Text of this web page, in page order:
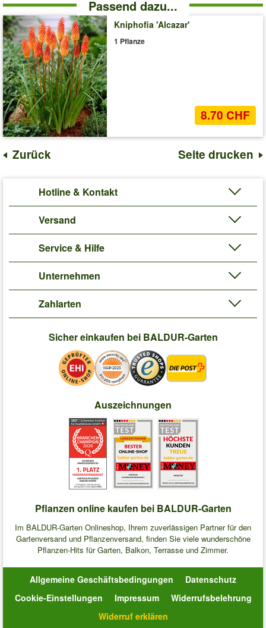
Passend dazu...
Kniphofia 'Alcazar'
1 Pflanze
8.70 CHF
Zurück Seite drucken
Hotline & Kontakt
Versand
Service & Hilfe
Unternehmen
Zahlarten
Sicher einkaufen bei BALDUR-Garten
Auszeichnungen
Pflanzen online kaufen bei BALDUR-Garten
Im BALDUR-Garten Onlineshop, Ihrem zuverlässigen Partner für den
Gartenversand und Pflanzenversand, finden Sie viele wunderschöne
Pflanzen-Hits für Garten, Balkon, Terrasse und Zimmer.
Allgemeine Geschäftsbedingungen
Datenschutz
Cookie-Einstellungen
Impressum
Widerrufsbelehrung
Widerruf erklären